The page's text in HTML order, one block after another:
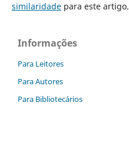
similaridadepara este artigo.
Informações
Para Leitores
Para Autores
Para Bibliotecários